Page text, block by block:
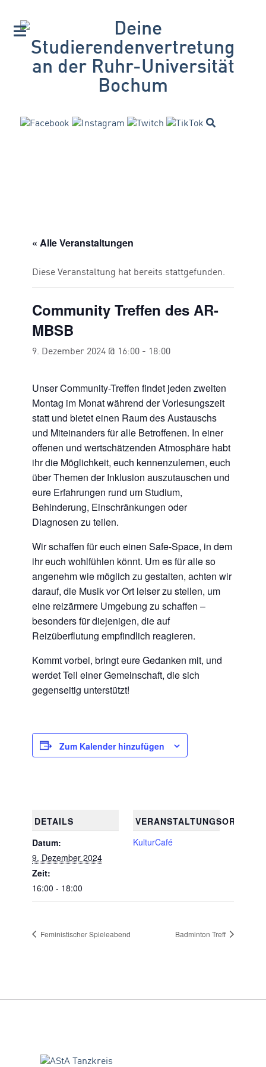
« Alle Veranstaltungen
Diese Veranstaltung hat bereits stattgefunden.
Community Treffen des AR-
MBSB
9. Dezember 2024 @ 16:00 - 18:00
Unser Community-Treffen findet jeden zweiten
Montag im Monat während der Vorlesungszeit
statt und bietet einen Raum des Austauschs
und Miteinanders für alle Betroffenen. In einer
offenen und wertschätzenden Atmosphäre habt
ihr die Möglichkeit, euch kennenzulernen, euch
über Themen der Inklusion auszutauschen und
eure Erfahrungen rund um Studium,
Behinderung, Einschränkungen oder
Diagnosen zu teilen.
Wir schaffen für euch einen Safe-Space, in dem
ihr euch wohlfühlen könnt. Um es für alle so
angenehm wie möglich zu gestalten, achten wir
darauf, die Musik vor Ort leiser zu stellen, um
eine reizärmere Umgebung zu schaffen –
besonders für diejenigen, die auf
Reizüberflutung empfindlich reagieren.
Kommt vorbei, bringt eure Gedanken mit, und
werdet Teil einer Gemeinschaft, die sich
gegenseitig unterstützt!
Zum Kalender hinzufügen
DETAILS
Datum:
9. Dezember 2024
Zeit:
16:00 - 18:00
VERANSTALTUNGSORT
KulturCafé
Feministischer Spieleabend Badminton Treff